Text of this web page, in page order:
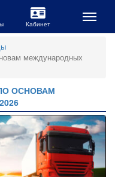
международных
ОСНОВАМ